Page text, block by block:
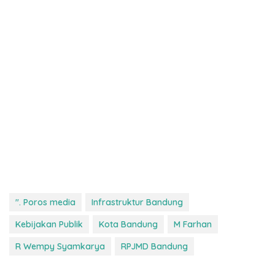
". Poros media
Infrastruktur Bandung
Kebijakan Publik
Kota Bandung
M Farhan
R Wempy Syamkarya
RPJMD Bandung